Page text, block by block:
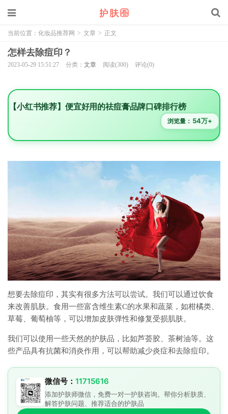
当前位置： 化妆品推荐网 > 文章 > 正文
怎样去除痘印？
2023-05-29 15:51:27 分类： 文章 阅读(300) 评论(0)
【小红书推荐】便宜好用的祛痘膏品牌口碑排行榜
浏览量： 54万+
想要去除痘印，其实有很多方法可以尝试。我们可以通过饮食
来改善肌肤。食用一些富含维生素C的水果和蔬菜，如柑橘类、
草莓、葡萄柚等，可以增加皮肤弹性和修复受损肌肤。
我们可以使用一些天然的护肤品，比如芦荟胶、茶树油等。这
些产品具有抗菌和消炎作用，可以帮助减少炎症和去除痘印。
微信号： 11715616
添加护肤师微信，免费一对一护肤咨询。帮你分析肤质、
解答护肤问题、推荐适合的护肤品